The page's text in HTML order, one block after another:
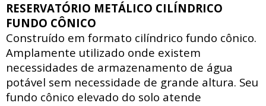
RESERVATÓRIO METÁLICO CILÍNDRICO
FUNDO CÔNICO
Construído em formato cilíndrico fundo cônico.
Amplamente utilizado onde existem
necessidades de armazenamento de água
potável sem necessidade de grande altura. Seu
fundo cônico elevado do solo atende